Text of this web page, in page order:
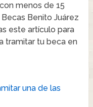
menos de 15
Benito Juárez
este artículo para
tramitar tu beca en
una de las